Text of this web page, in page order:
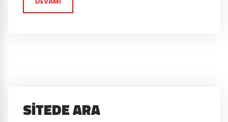
oyuncuların ilgisini kendi üzerlerinde...
SITEDE ARA